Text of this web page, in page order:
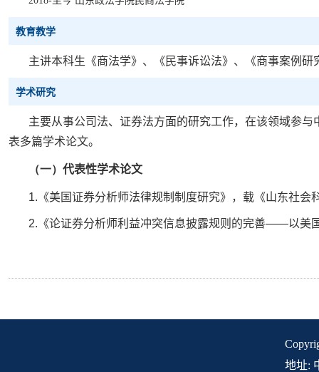
教育教学
主讲本科生《商法学》、《民事诉讼法》、《商事案例研
学术研究
主要从事公司法、证券法方面的研究工作，在该领域参
表多篇学术论文。
（一） 代表性学术论文
1. 《美国证券分析师法律规制制度研究》，载《山东社会
2. 《论证券分析师利益冲突信息披露规则的完善——以美
地址: